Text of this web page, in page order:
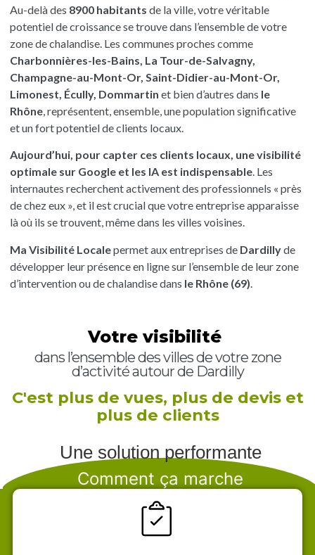
Au-delà des 8900 habitants de la ville, votre véritable
potentiel de croissance se trouve dans l’ensemble de votre
zone de chalandise. Les communes proches comme
Charbonnières-les-Bains, La Tour-de-Salvagny,
Champagne-au-Mont-Or, Saint-Didier-au-Mont-Or,
Limonest, Écully, Dommartin et bien d’autres dans le
Rhône, représentent, ensemble, une population significative
et un fort potentiel de clients locaux.
Aujourd’hui, pour capter ces clients locaux, une visibilité
optimale sur Google et les IA est indispensable. Les
internautes recherchent activement des professionnels « près
de chez eux », et il est crucial que votre entreprise apparaisse
là où ils se trouvent, même dans les villes voisines.
Ma Visibilité Localepermet aux entreprises de Dardillyde
développer leur présence en ligne sur l’ensemble de leur zone
d’intervention ou de chalandise dans le Rhône (69)
Votre visibilité
dans l’ensemble des villes de votre zone
d’activité autour de Dardilly
C'est plus de vues, plus de devis et
plus de clients
Une solution performante
Comment ça marche